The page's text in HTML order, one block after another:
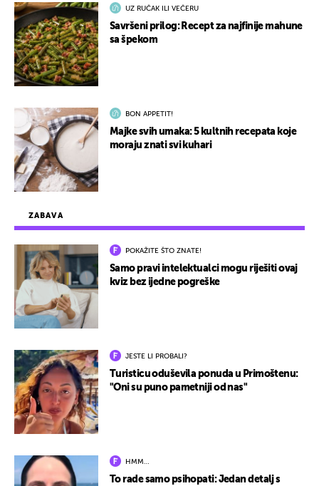
ZABAVA
POKAŽITE ŠTO ZNATE!
Samo pravi intelektualci mogu riješiti ovaj
kviz bez ijedne pogreške
JESTE LI PROBALI?
Turisticu oduševila ponuda u Primoštenu:
"Oni su puno pametniji od nas"
HMM…
To rade samo psihopati: Jedan detalj s
UZ RUČAK ILI VEČERU
Savršeni prilog: Recept za najfinije mahune
sa špekom
BON APPETIT!
Majke svih umaka: 5 kultnih recepata koje
moraju znati svi kuhari